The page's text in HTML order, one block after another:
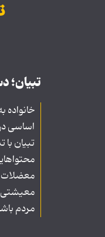
تبیان؛
اساسی
تبیان
معضلات
معیشتی
مردم